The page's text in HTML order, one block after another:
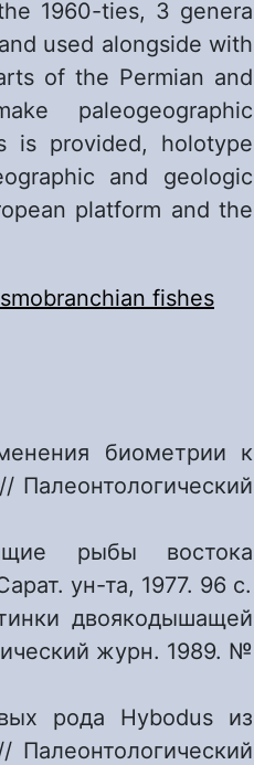
1960-ties, 3 genera
used alongside with
of the Permian and
paleogeographic
is provided, holotype
and geologic
platform and the
fishes
биометрии к
Палеонтологический
рыбы востока
ун-та, 1977. 96 с.
двоякодышащей
журн. 1989. №
рода Hybodus из